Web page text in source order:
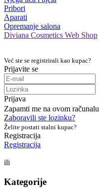
Pribori
Aparati
Opremanje salona
Diviana Cosmetics Web Shop
Već ste se registrirali kao kupac?
Prijavite se
Prijava
Zapamti me na ovom računalu
Zaboravili ste lozinku?
Želite postati stalni kupac?
Registracija
Registracija
ili
Kategorije